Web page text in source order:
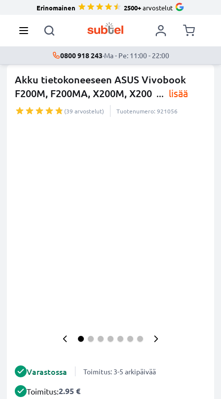
Erinomainen 2500+arvostelut
0800 918 243·Ma - Pe: 11:00 - 22:00
Akku tietokoneeseen ASUS Vivobook
F200M, F200MA, X200M, X200 ... lisää
(39 arvostelut) Tuotenumero: 921056
Varastossa Toimitus: 3-5 arkipäivää
Toimitus:2.95 €